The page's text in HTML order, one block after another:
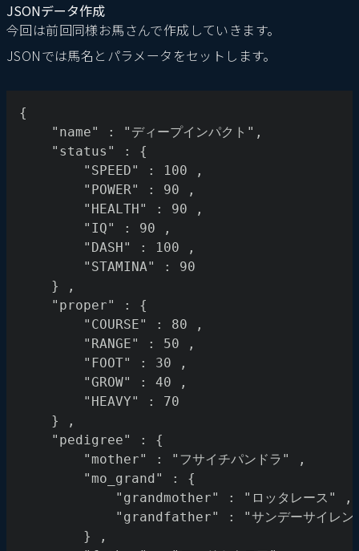
JSONデータ作成
今回は前回同様お馬さんで作成していきます。
JSONでは馬名とパラメータをセットします。
{
	"name" : "ディープインパクト",
	"status" : {
		"SPEED" : 100 ,
		"POWER" : 90 ,
		"HEALTH" : 90 ,
		"IQ" : 90 ,
		"DASH" : 100 ,
		"STAMINA" : 90
	} ,
	"proper" : {
		"COURSE" : 80 ,
		"RANGE" : 50 ,
		"FOOT" : 30 ,
		"GROW" : 40 ,
		"HEAVY" : 70
	} ,
	"pedigree" : {
		"mother" : "フサイチパンドラ" ,
		"mo_grand" : {
			"grandmother" : "ロッタレース" ,
"grandfather" : "サンデーサイレ
		} ,